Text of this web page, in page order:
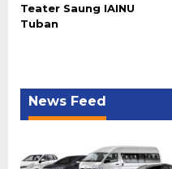
Teater Saung IAINU
Tuban
News Feed